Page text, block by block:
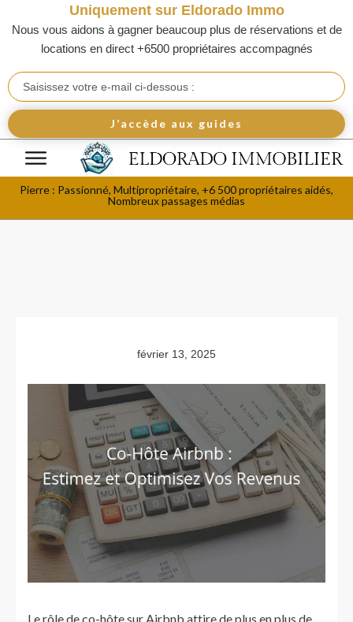
Uniquement sur Eldorado Immo
Nous vous aidons à gagner beaucoup plus de réservations et de
locations en direct +6500 propriétaires accompagnés
J’accède aux guides
Pierre : Passionné, Multipropriétaire, +6 500 propriétaires aidés,
Nombreux passages médias
février 13, 2025
Le rôle de co-hôte sur Airbnb attire de plus en plus de